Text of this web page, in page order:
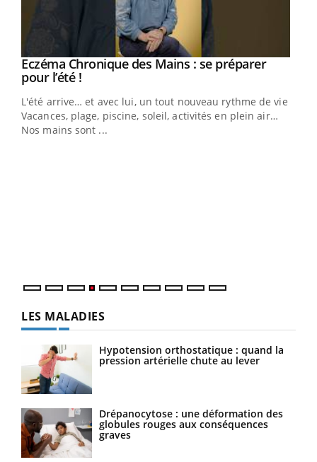
Youtube
Eczéma Chronique des Mains : se préparer
pour l’été !Youtube
L'été arrive… et avec lui, un tout nouveau rythme de vie !
Vacances, plage, piscine, soleil, activités en plein air…
Nos mains sont ...
LES MALADIES
Hypotension orthostatique : quand la
pression artérielle chute au lever
Drépanocytose : une déformation des
globules rouges aux conséquences
graves